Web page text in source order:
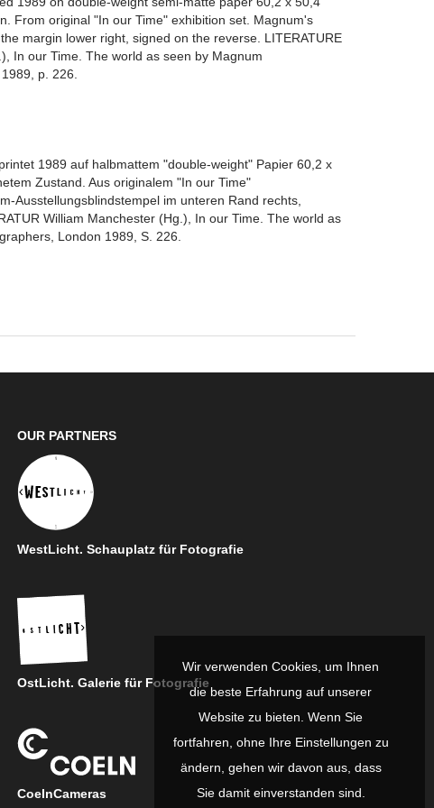
From original "In our Time" exhibition set. Magnum's
margin lower right, signed on the reverse. LITERATURE
In our Time. The world as seen by Magnum
p. 226.
1989 auf halbmattem "double-weight" Papier 60,2 x
Zustand. Aus originalem "In our Time"
Ausstellungsblindstempel im unteren Rand rechts,
William Manchester (Hg.), In our Time. The world as
London 1989, S. 226.
OUR PARTNERS
WestLicht. Schauplatz für Fotografie
OstLicht. Galerie für Fotografie
CoelnCameras
Wir verwenden Cookies, um Ihnen
die beste Erfahrung auf unserer
Website zu bieten. Wenn Sie
fortfahren, ohne Ihre Einstellungen zu
ändern, gehen wir davon aus, dass
Sie damit einverstanden sind.